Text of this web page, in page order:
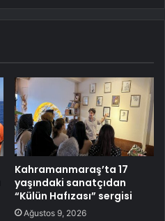
Kahramanmaraş’ta 17
yaşındaki sanatçıdan
“Külün Hafızası” sergisi
Ağustos 9, 2026